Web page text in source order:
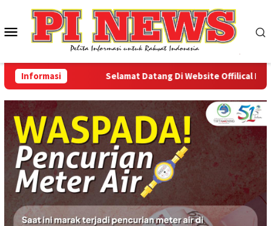
konten
Menu
Mobile
Informasi Selamat Datang Di Website Offilical PI-